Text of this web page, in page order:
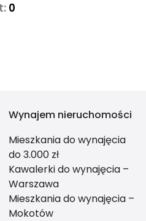
0
Wynajem nieruchomości
Mieszkania do wynajęcia
do 3.000 zł
Kawalerki do wynajęcia –
Warszawa
Mieszkania do wynajęcia –
Mokotów